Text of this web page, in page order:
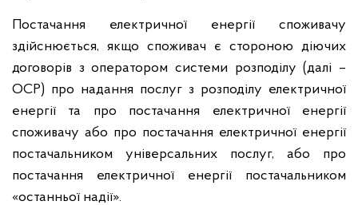
Постачання електричної енергії споживачу
здійснюється, якщо споживач є стороною діючих
договорів з оператором системи розподілу (далі –
ОСР) про надання послуг з розподілу електричної
енергії та про постачання електричної енергії
споживачу або про постачання електричної енергії
постачальником універсальних послуг, або про
постачання електричної енергії постачальником
«останньої надії».